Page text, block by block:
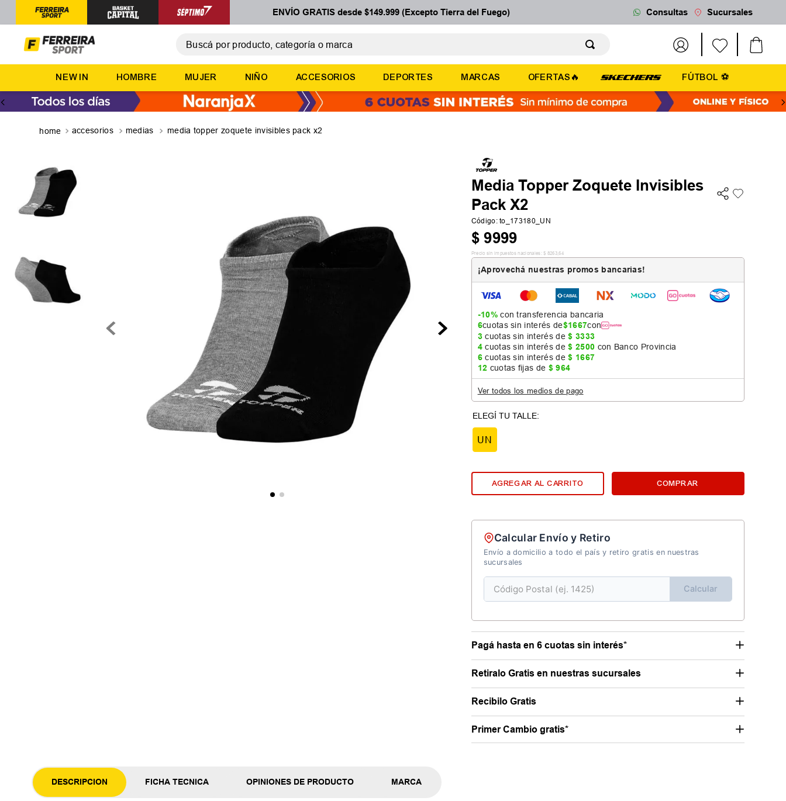
ENVÍO GRATIS desde $149.999 (Excepto Tierra del Fuego) Consultas Sucursales
TÉRMINOS MÁS BUSCADOS
2
basquet
3.
zapatillas mujer
NEW IN HOMBRE MUJER NIÑO ACCESORIOS DEPORTES MARCAS OFERTAS🔥 FÚTBOL ⚽
accesorios medias media topper zoquete invisibles pack x2
Media Topper Zoquete Invisibles
Pack X2
Código:to_173180_UN
$ 9999
Precio sin impuestos nacionales: $ 8263,64
¡Aprovechá nuestras promos bancarias!
-10%con transferencia bancaria
6cuotas sin interés de$1667con
3cuotas sin interés de$ 3333
4cuotas sin interés de$ 2500 con Banco Provincia
6cuotas sin interés de$ 1667
12 cuotas fijas de $ 964
Ver todos los medios de pago
UN
AGREGAR AL CARRITO COMPRAR
Calcular Envío y Retiro
Envío a domicilio a todo el país y retiro gratis en nuestras
sucursales
Calcular
Pagá hasta en 6 cuotas sin interés*
Retiralo Gratis en nuestras sucursales
Recibilo Gratis
Primer Cambio gratis*
DESCRIPCION FICHA TECNICA OPINIONES DE PRODUCTO MARCA